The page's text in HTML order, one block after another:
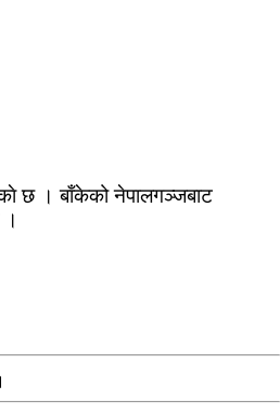
छ । बाँकेको नेपालगञ्जबाट
।